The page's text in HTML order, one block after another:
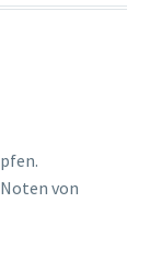
von